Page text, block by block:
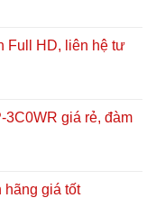
Full HD, liên hệ tư
3C0WR giá rẻ, đàm
hãng giá tốt